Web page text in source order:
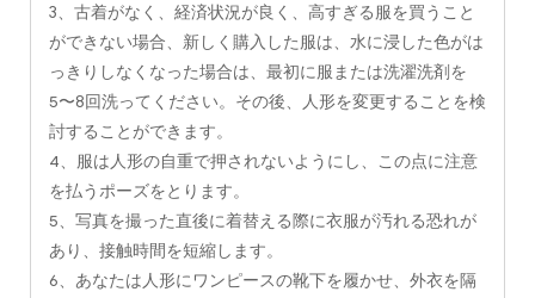
3、古着がなく、経済状況が良く、高すぎる服を買うこと
ができない場合、新しく購入した服は、水に浸した色がは
っきりしなくなった場合は、最初に服または洗濯洗剤を
5〜8回洗ってください。その後、人形を変更することを検
討することができます。
4、服は人形の自重で押されないようにし、この点に注意
を払うポーズをとります。
5、写真を撮った直後に着替える際に衣服が汚れる恐れが
あり、接触時間を短縮します。
6、あなたは人形にワンピースの靴下を履かせ、外衣を隔